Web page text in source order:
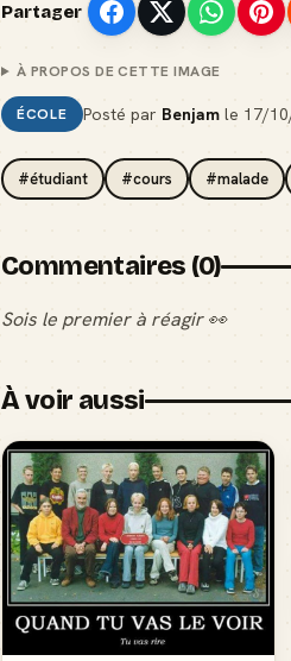
Partager
À PROPOS DE CETTE IMAGE
ÉCOLE Posté par Benjamle 17/
#étudiant #cours #malade
Commentaires (0)
Sois le premier à réagir 👀
À voir aussi